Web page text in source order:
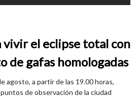
el eclipse total con
de gafas homologadas
agosto, a partir de las 19.00 horas,
de observación de la ciudad